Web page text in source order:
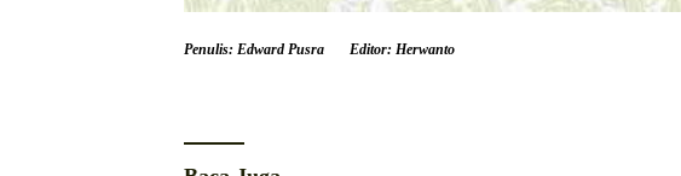
Penulis: Edward Pusra Editor: Herwanto